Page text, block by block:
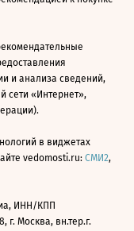
и анализа сведений,
сети «Интернет»,
в виджетах
vedomosti.ru: СМИ2,
ИНН/КПП
г. Москва, вн.тер.г.